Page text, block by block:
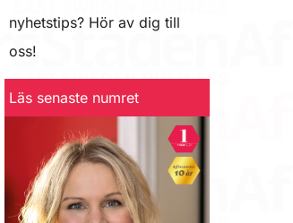
nyhetstips? Hör av dig till
oss!
Läs senaste numret